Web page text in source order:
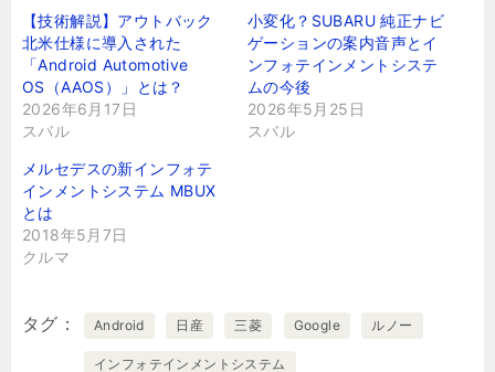
【技術解説】アウトバック
北米仕様に導入された
「Android Automotive
OS（AAOS）」とは？
2026年6月17日
スバル
小変化？SUBARU 純正ナビ
ゲーションの案内音声とイ
ンフォテインメントシステ
ムの今後
2026年5月25日
スバル
メルセデスの新インフォテ
インメントシステム MBUX
とは
2018年5月7日
クルマ
タグ Android 日産 三菱 Google ルノー
インフォテインメントシステム